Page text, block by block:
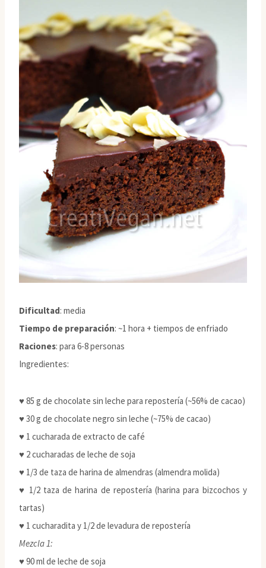
Dificultad: media
Tiempo de preparación: ~1 hora + tiempos de enfriado
Raciones: para 6-8 personas
Ingredientes:
♥ 85 g de chocolate sin leche para repostería (~56% de cacao)
♥ 30 g de chocolate negro sin leche (~75% de cacao)
♥ 1 cucharada de extracto de café
♥ 2 cucharadas de leche de soja
♥ 1/3 de taza de harina de almendras (almendra molida)
♥ 1/2 taza de harina de repostería (harina para bizcochos y
tartas)
♥ 1 cucharadita y 1/2 de levadura de repostería
Mezcla 1:
♥ 90 ml de leche de soja